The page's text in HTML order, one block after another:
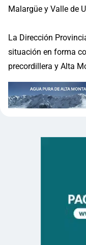
Malargüe y Valle de
La Dirección
situación en forma
precordillera y Alta